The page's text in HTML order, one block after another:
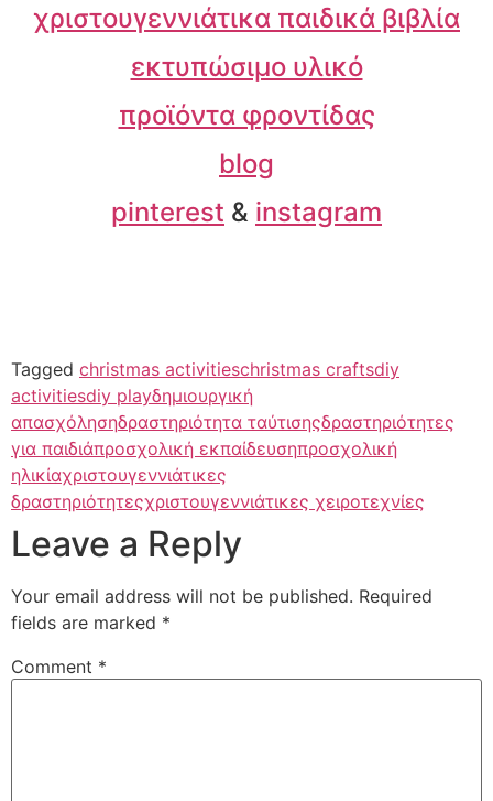
χριστουγεννιάτικα παιδικά βιβλία
εκτυπώσιμο υλικό
προϊόντα φροντίδας
blog
pinterest & instagram
Tagged christmas activitieschristmas craftsdiy
activitiesdiy playδημιουργική
απασχόλησηδραστηριότητα ταύτισηςδραστηριότητες
για παιδιάπροσχολική εκπαίδευσηπροσχολική
ηλικίαχριστουγεννιάτικες
δραστηριότητεςχριστουγεννιάτικες χειροτεχνίες
Leave a Reply
Your email address will not be published. Required
fields are marked *
Comment *